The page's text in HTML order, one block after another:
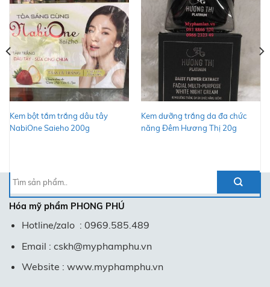
Kem bột tắm trắng dâu tây
NabiOne Saieho 200g
Kem dưỡng trắng da đa chức
năng Đêm Hương Thị 20g
Tìm
kiếm:
Hóa mỹ phẩm PHONG PHÚ
Hotline/zalo : 0969.585.489
Email : cskh@myphamphu.vn
Website : www.myphamphu.vn